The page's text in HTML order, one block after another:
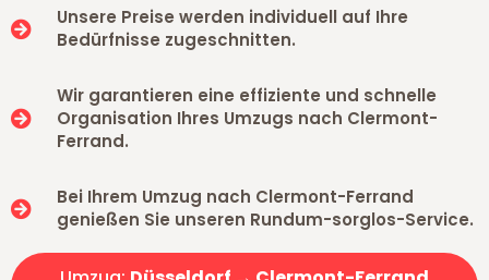
Unsere Preise werden individuell auf Ihre
Bedürfnisse zugeschnitten.
Wir garantieren eine effiziente und schnelle
Organisation Ihres Umzugs nach Clermont-
Ferrand.
Bei Ihrem Umzug nach Clermont-Ferrand
genießen Sie unseren Rundum-sorglos-Service.